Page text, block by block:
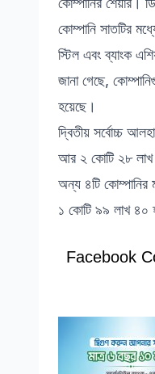
কোম্পানি সাতটির
স্টিল এবং ব্যাংক
জানা গেছে,
হয়েছে।
দ্বিতীয় সর্বোচ্চ
আর ২ কোটি ২৮ লাখ
অন্য ৪টি কোম্পানির
১ কোটি ৯৯ লাখ ৪০
Facebook